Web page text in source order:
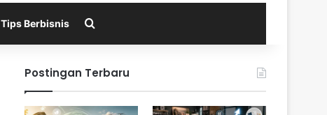
Tips Berbisnis Search for
Postingan Terbaru